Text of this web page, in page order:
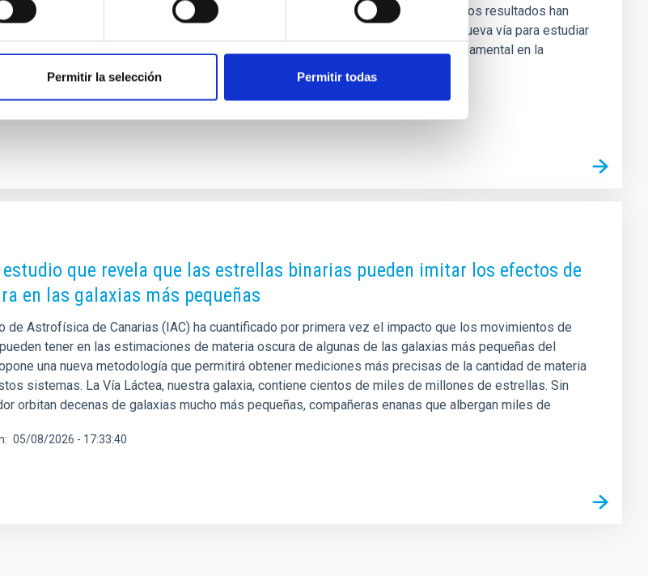
Permitir la selección Permitir todas
de la influencia de un planeta sobre el comportamiento de su estrella. Los resultados han
la intensidad del campo magnético del exoplaneta GJ 436 b, abriendo una nueva vía para estudiar
fuera del Sistema Solar. Los campos magnéticos desempeñan un papel fundamental en la
En la Tierra, el campo magnético actúa como un escudo frente al viento
26/06/2026 - 17:53:01
estudio que revela que las estrellas binarias pueden imitar los efectos de
en las galaxias más pequeñas
de Astrofísica de Canarias (IAC) ha cuantificado por primera vez el impacto que los movimientos de
tener en las estimaciones de materia oscura de algunas de las galaxias más pequeñas del
una nueva metodología que permitirá obtener mediciones más precisas de la cantidad de materia
sistemas. La Vía Láctea, nuestra galaxia, contiene cientos de miles de millones de estrellas. Sin
orbitan decenas de galaxias mucho más pequeñas, compañeras enanas que albergan miles de
05/08/2026 - 17:33:40